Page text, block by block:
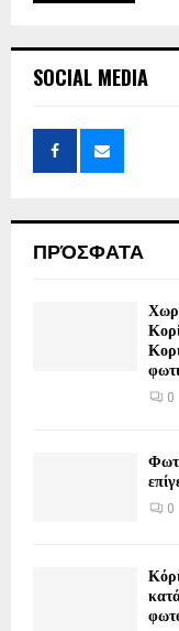
SOCIAL MEDIA
ΠΡΌΣΦΑΤΑ
0
0